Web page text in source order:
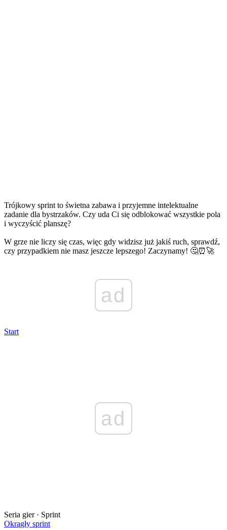
Trójkowy sprint to świetna zabawa i przyjemne intelektualne
zadanie dla bystrzaków. Czy uda Ci się odblokować wszystkie pola
i wyczyścić planszę?
W grze nie liczy się czas, więc gdy widzisz już jakiś ruch, sprawdź,
czy przypadkiem nie masz jeszcze lepszego! Zaczynamy! 🤔⏰🚀
ad
Start
ad
Seria gier · Sprint
Okrągły sprint